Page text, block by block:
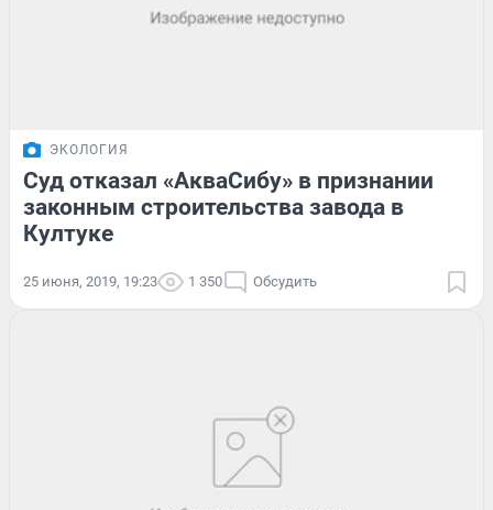
ЭКОЛОГИЯ
Суд отказал «АкваСибу» в признании
законным строительства завода в
Култуке
25 июня, 2019, 19:23 1 350 Обсудить